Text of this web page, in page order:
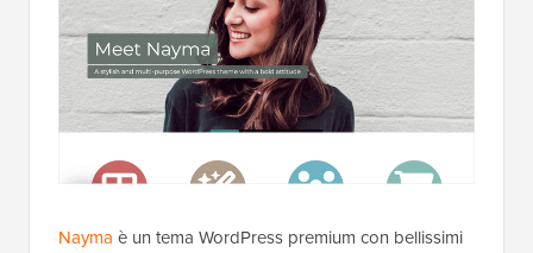
Nayma è un tema WordPress premium con bellissimi